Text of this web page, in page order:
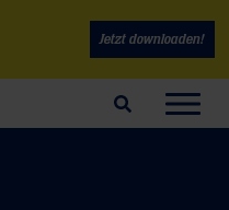
Jetzt downloaden!
Suchfeld öffnen